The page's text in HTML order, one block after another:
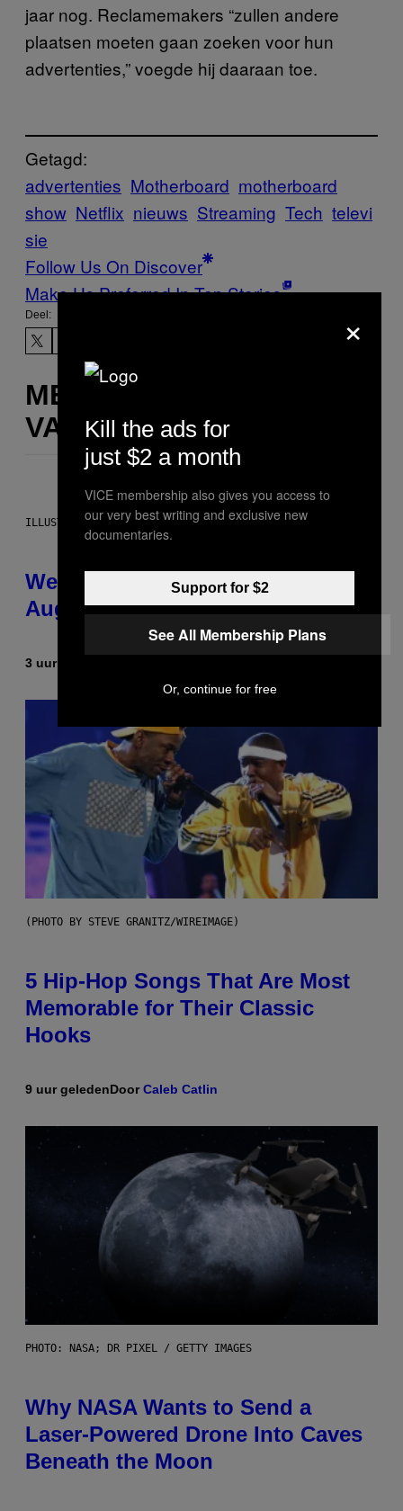
jaar nog. Reclamemakers “zullen andere
plaatsen moeten gaan zoeken voor hun
advertenties,” voegde hij daaraan toe.
Getagd:
advertenties Motherboard motherboard
show Netflix nieuws Streaming Tech televi
sie
Follow Us On Discover
Make Us Preferred In Top Stories
Deel:
MEER
VAN DIT
ILLUSTRATION BY REESA
Weekly Horoscope: August 9-
August 15
3 uur geleden
(PHOTO BY STEVE GRANITZ/WIREIMAGE)
5 Hip-Hop Songs That Are Most
Memorable for Their Classic
Hooks
9 uur geledenDoorCaleb Catlin
PHOTO: NASA; DR PIXEL / GETTY IMAGES
Why NASA Wants to Send a
Laser-Powered Drone Into Caves
Beneath the Moon
×
Kill the ads for
just $2 a month
VICE membership also gives you access to
our very best writing and exclusive new
documentaries.
Support for $2
See All Membership Plans
Or, continue for free